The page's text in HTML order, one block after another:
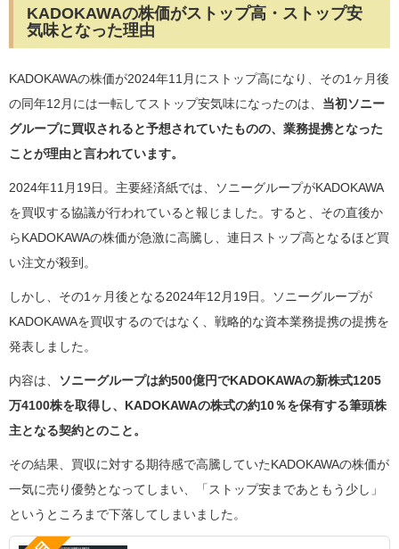
KADOKAWAの株価がストップ高・ストップ安
気味となった理由
KADOKAWAの株価が2024年11月にストップ高になり、その1ヶ月後
の同年12月には一転してストップ安気味になったのは、 当初ソニー
グループに買収されると予想されていたものの、業務提携となった
ことが理由と言われています。
2024年11月19日。主要経済紙では、ソニーグループがKADOKAWA
を買収する協議が行われていると報じました。すると、その直後か
らKADOKAWAの株価が急激に高騰し、連日ストップ高となるほど買
い注文が殺到。
しかし、その1ヶ月後となる2024年12月19日。ソニーグループが
KADOKAWAを買収するのではなく、戦略的な資本業務提携の提携を
発表しました。
内容は、
ソニーグループは約500億円でKADOKAWAの新株式1205
万4100株を取得し、KADOKAWAの株式の約10％を保有する筆頭株
主となる契約とのこと。
その結果、買収に対する期待感で高騰していたKADOKAWAの株価が
一気に売り優勢となってしまい、「ストップ安まであともう少し」
というところまで下落してしまいました。